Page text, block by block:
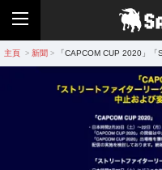
主頁 > 新聞 > 「CAPCOM CUP 2020」